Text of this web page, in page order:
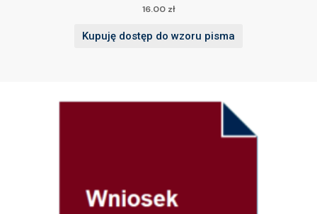
16.00 zł
Kupuję dostęp do wzoru pisma